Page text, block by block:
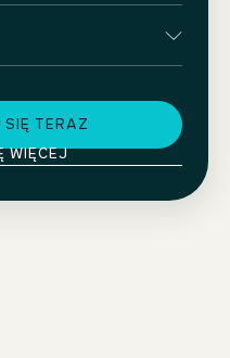
SIĘ TERAZ
WIĘCEJ